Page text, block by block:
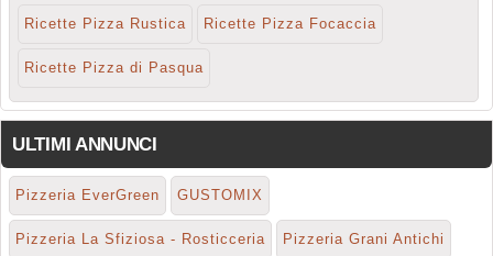
Ricette Pizza Rustica Ricette Pizza Focaccia
Ricette Pizza di Pasqua
ULTIMI ANNUNCI
Pizzeria EverGreen GUSTOMIX
Pizzeria La Sfiziosa - Rosticceria Pizzeria Grani Antichi